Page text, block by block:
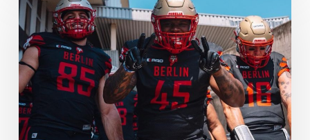
Sack-
Leader
von
2023
und
wo
sie